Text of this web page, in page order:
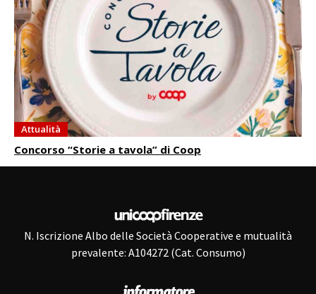
Attualità
Concorso “Storie a tavola” di Coop
N. Iscrizione Albo delle Società Cooperative e mutualità
prevalente: A104272 (Cat. Consumo)